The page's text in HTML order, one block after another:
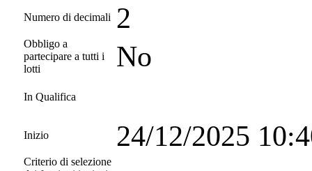
Numero di decimali 2
Obbligo a
partecipare a tutti i
lotti
No
In Qualifica
Inizio 24/12/2025
Criterio di selezione